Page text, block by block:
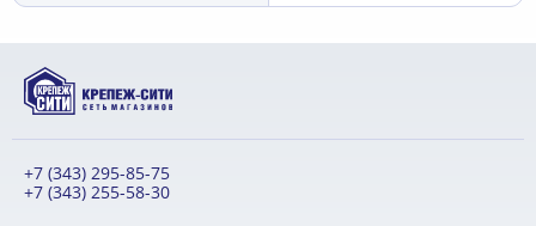
+7 (343) 295-85-75
+7 (343) 255-58-30